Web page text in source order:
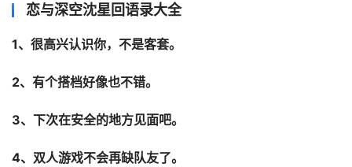
恋与深空沈星回语录大全
1、很高兴认识你，不是客套。
2、有个搭档好像也不错。
3、下次在安全的地方见面吧。
4、双人游戏不会再缺队友了。